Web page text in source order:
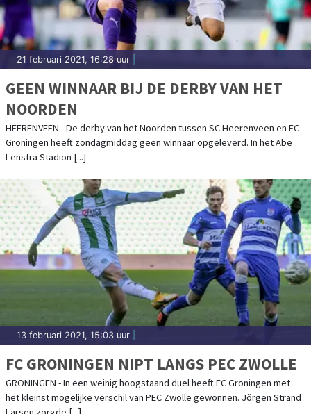
21 februari 2021, 16:28 uur
GEEN WINNAAR BIJ DE DERBY VAN HET
NOORDEN
HEERENVEEN - De derby van het Noorden tussen SC Heerenveen en FC
Groningen heeft zondagmiddag geen winnaar opgeleverd. In het Abe
Lenstra Stadion [...]
13 februari 2021, 15:03 uur
FC GRONINGEN NIPT LANGS PEC ZWOLLE
GRONINGEN - In een weinig hoogstaand duel heeft FC Groningen met
het kleinst mogelijke verschil van PEC Zwolle gewonnen. Jörgen Strand